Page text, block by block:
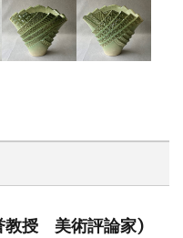
教授 美術評論家)